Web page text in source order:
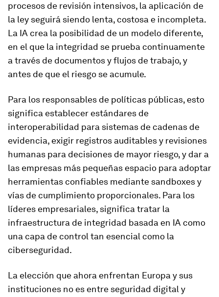
procesos de revisión intensivos, la aplicación de
la ley seguirá siendo lenta, costosa e incompleta.
La IA crea la posibilidad de un modelo diferente,
en el que la integridad se prueba continuamente
a través de documentos y flujos de trabajo, y
antes de que el riesgo se acumule.
Para los responsables de políticas públicas, esto
significa establecer estándares de
interoperabilidad para sistemas de cadenas de
evidencia, exigir registros auditables y revisiones
humanas para decisiones de mayor riesgo, y dar a
las empresas más pequeñas espacio para adoptar
herramientas confiables mediante sandboxes y
vías de cumplimiento proporcionales. Para los
líderes empresariales, significa tratar la
infraestructura de integridad basada en IA como
una capa de control tan esencial como la
ciberseguridad.
La elección que ahora enfrentan Europa y sus
instituciones no es entre seguridad digital y